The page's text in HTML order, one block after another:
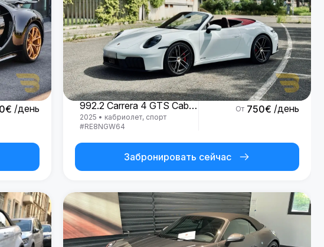
€ /день
Porsche
992.2 Carrera 4 GTS Cabrio '25
2025 • кабриолет, спорт
#RE8NGW64
От 750€ /день
Забронировать сейчас